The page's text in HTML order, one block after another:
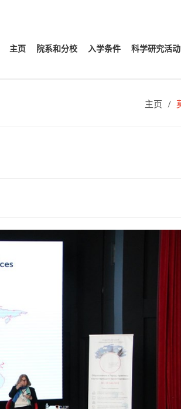
主页 院系和分校 入学条件 科学研究活动
主页